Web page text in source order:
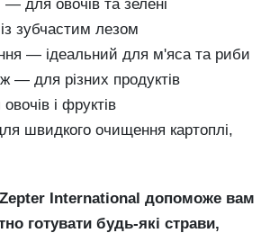
для овочів та зелені
зубчастим лезом
— ідеальний для м'яса та риби
— для різних продуктів
і фруктів
швидкого очищення картоплі,
Zepter International допоможе вам
готувати будь-які страви,